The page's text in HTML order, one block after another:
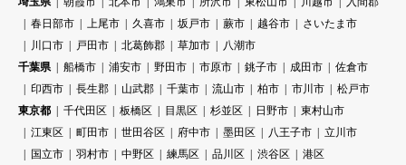
春日部市
上尾市 久喜市 坂戸市 蕨市 越谷市
さいたま市
川口市
戸田市 北葛飾郡 草加市
八潮市
千葉県
船橋市 浦安市 野田市 市原市 銚子市 成田市
佐倉市
印西市
長生郡 山武郡 千葉市 流山市 柏市 市川市
松戸市
東京都
千代田区 板橋区 目黒区 杉並区 日野市
東村山市
江東区
町田市 世田谷区 府中市 墨田区 八王子市
立川市
国立市
羽村市 中野区 練馬区 品川区 渋谷区
港区